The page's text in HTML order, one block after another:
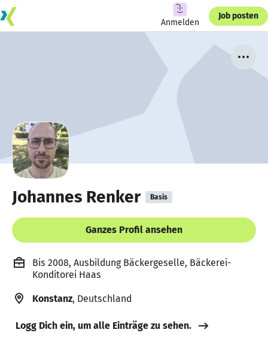
Anmelden
Job posten
Johannes Renker Basis
Ganzes Profil ansehen
Bis 2008, Ausbildung Bäckergeselle, Bäckerei-
Konditorei Haas
Konstanz, Deutschland
Logg Dich ein, um alle Einträge zu sehen.